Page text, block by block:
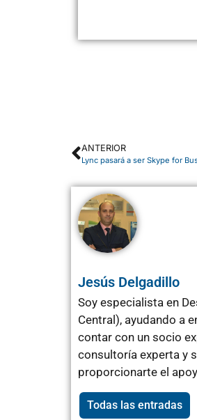
ANTERIOR
Lync pasará a ser Skype for
Jesús Delgadillo
Soy especialista en
Central), ayudando a
contar con un socio
consultoría experta y
proporcionarte el
Todas las entradas